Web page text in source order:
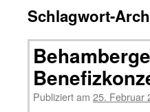
Schlagwort-
Publiziert am 25. Februar